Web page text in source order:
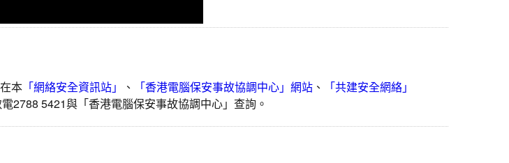
本 「網絡安全資訊站」 、 「香港電腦保安事故協調中心」網站 、
「共建安全網絡」
2788 5421與「香港電腦保安事故協調中心」查詢。